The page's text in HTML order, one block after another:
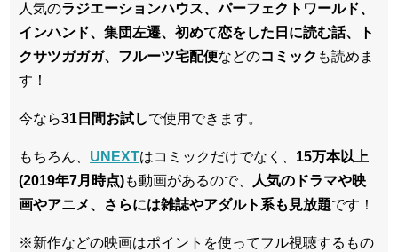
人気のラジエーションハウス、パーフェクトワールド、
インハンド、集団左遷、初めて恋をした日に読む話、ト
クサツガガガ、フルーツ宅配便などのコミック も読めま
す！
今なら31日間お試しで使用できます。
もちろん、 UNEXTはコミックだけでなく、 15万本以上
(2019年7月時点)も動画があるので、
人気のドラマや映
画やアニメ、さらには雑誌やアダルト系も見放題です！
※新作などの映画はポイントを使ってフル視聴するもの